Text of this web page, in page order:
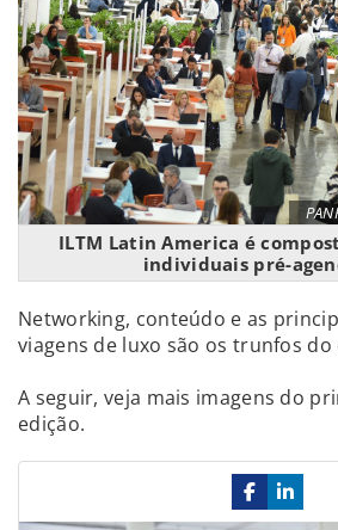
ILTM Latin America é
individuais pré-
Networking, conteúdo e as
viagens de luxo são os trunfos do
A seguir, veja mais imagens do
edição.
Previous